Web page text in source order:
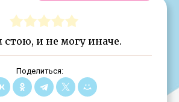
стою, и не могу иначе.
Поделиться: